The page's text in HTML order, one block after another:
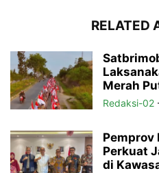
RELATED
Merah
Redaksi-02
Pemprov
Perkuat
di